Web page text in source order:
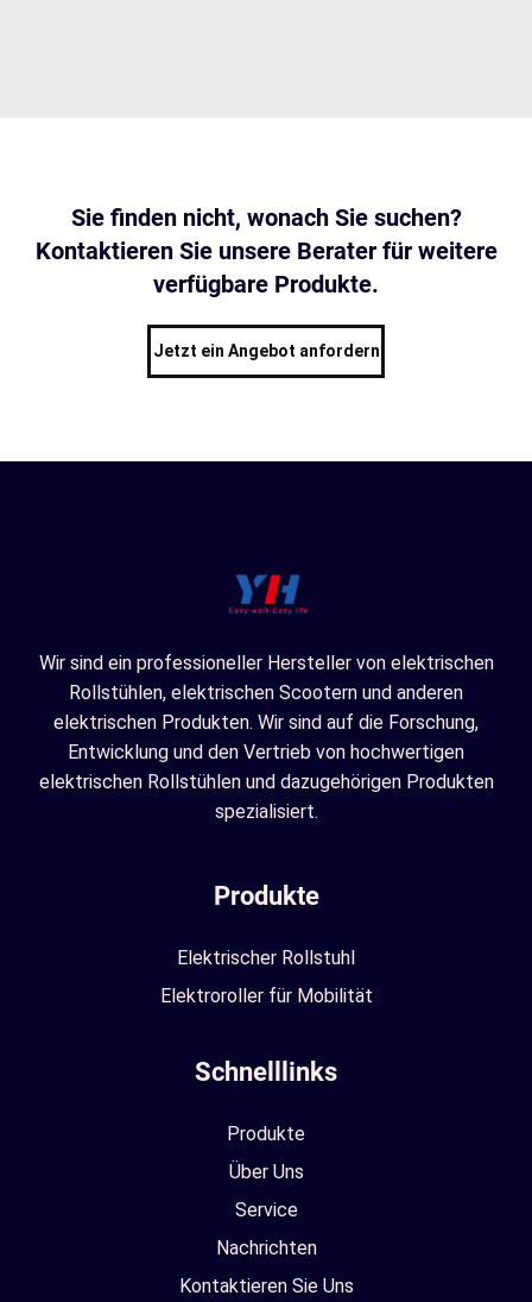
Sie finden nicht, wonach Sie suchen?
Kontaktieren Sie unsere Berater für weitere
verfügbare Produkte.
Jetzt ein Angebot anfordern
Wir sind ein professioneller Hersteller von elektrischen
Rollstühlen, elektrischen Scootern und anderen
elektrischen Produkten. Wir sind auf die Forschung,
Entwicklung und den Vertrieb von hochwertigen
elektrischen Rollstühlen und dazugehörigen Produkten
spezialisiert.
Produkte
Elektrischer Rollstuhl
Elektroroller für Mobilität
Schnelllinks
Produkte
Über Uns
Service
Nachrichten
Kontaktieren Sie Uns